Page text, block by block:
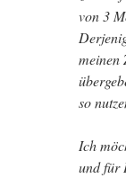
von 3
meinen
so
Ich
und für